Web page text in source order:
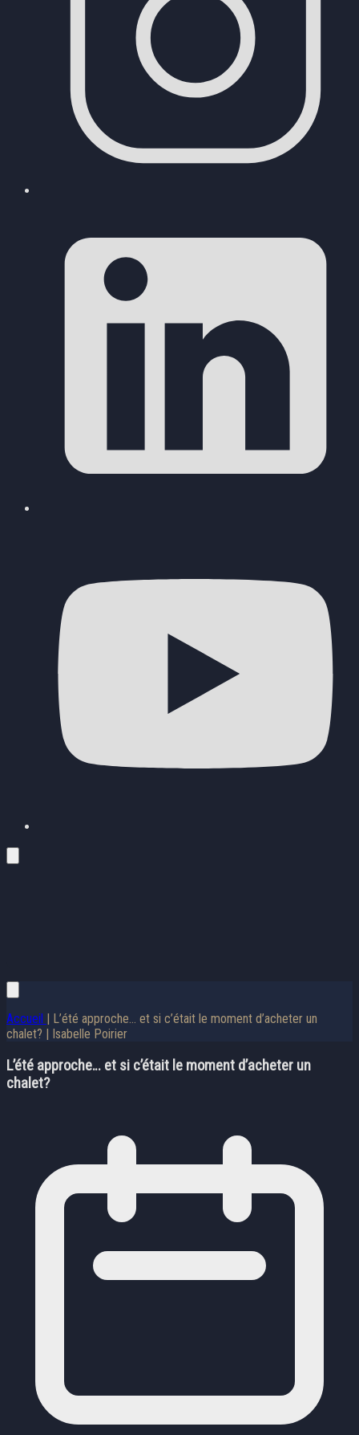
Accueil | L’été approche… et si c’était le moment d’acheter un
chalet? | Isabelle Poirier
L’été approche… et si c’était le moment d’acheter un
chalet?